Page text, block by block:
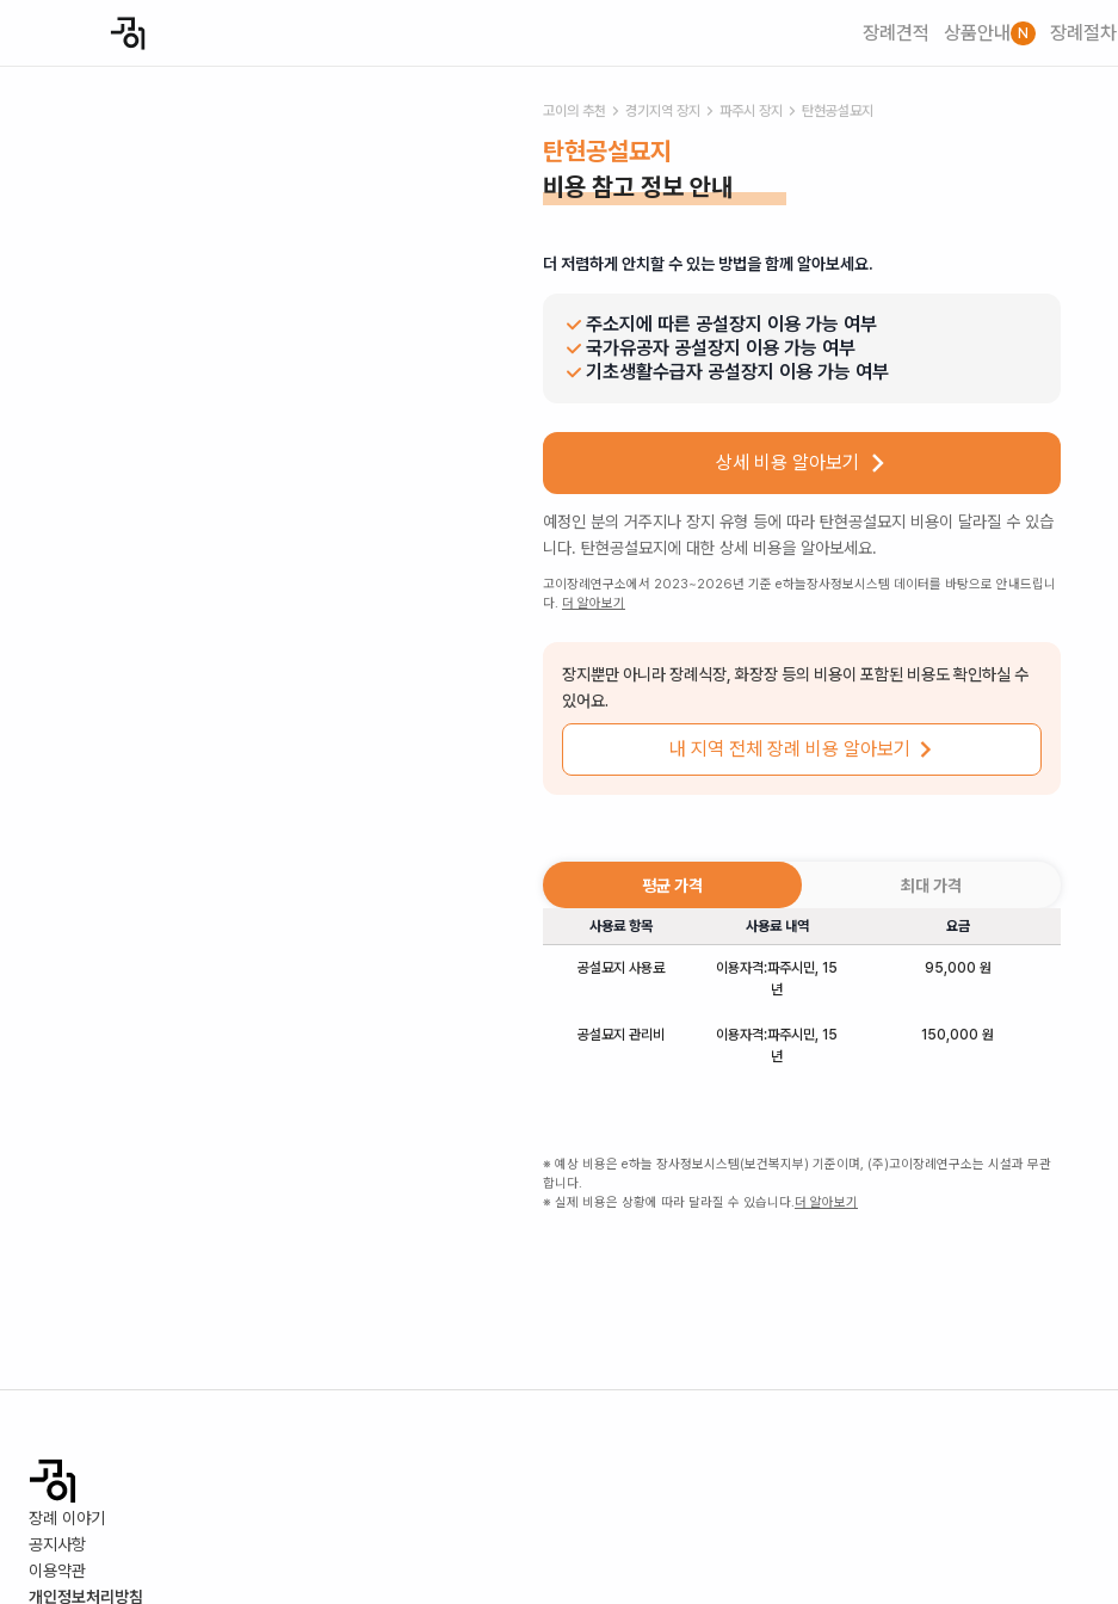
장례견적 상품안내 N 장례절차
고이의 추천 경기 지역 장지 파주시 장지 탄현공설묘지
탄현공설묘지
비용 참고 정보 안내
더 저렴하게 안치할 수 있는 방법을 함께 알아보세요.
주소지에 따른 공설장지 이용 가능 여부
국가유공자 공설장지 이용 가능 여부
기초생활수급자 공설장지 이용 가능 여부
상세 비용 알아보기
예정인 분의 거주지나 장지 유형 등에 따라 탄현공설묘지 비용이 달라질 수 있습
니다. 탄현공설묘지 에 대한 상세 비용을 알아보세요.
고이장례연구소에서 2023~2026년 기준 e하늘장사정보시스템 데이터를 바탕으로 안내드립니
다. 더 알아보기
장지뿐만 아니라 장례식장, 화장장 등의 비용이 포함된 비용도 확인하실 수
있어요.
내 지역 전체 장례 비용 알아보기
평균 가격 최대 가격
사용료 항목 사용료 내역 요금
공설묘지 사용료
이용자격:파주시민, 15
년
95,000 원
공설묘지 관리비
이용자격:파주시민, 15
년
150,000 원
※ 예상 비용은 e하늘 장사정보시스템(보건복지부) 기준이며, (주)고이장례연구소는 시설과 무관
합니다.
※ 실제 비용은 상황에 따라 달라질 수 있습니다.더 알아보기
장례 이야기
공지사항
이용약관
개인정보처리방침